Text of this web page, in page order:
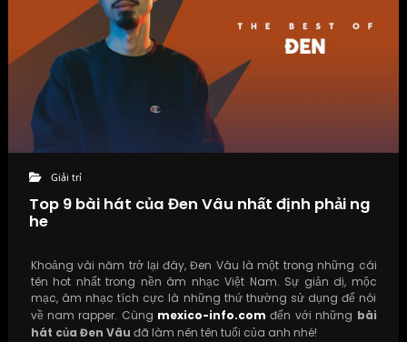
Giải trí
Top 9 bài hát của Đen Vâu nhất định phải ng
he
Khoảng vài năm trở lại đây, Đen Vâu là một trong những cái
tên hot nhất trong nền âm nhạc Việt Nam. Sự giản dị, mộc
mạc, âm nhạc tích cực là những thứ thường sử dụng để nói
về nam rapper. Cùng mexico-info.com đến với những bài
hát của Đen Vâu đã làm nên tên tuổi của anh nhé!